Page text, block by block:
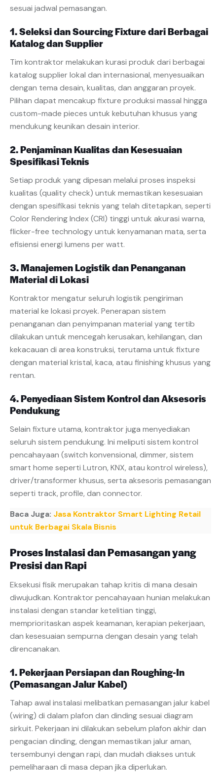
sesuai jadwal pemasangan.
1. Seleksi dan Sourcing Fixture dari Berbagai
Katalog dan Supplier
Tim kontraktor melakukan kurasi produk dari berbagai
katalog supplier lokal dan internasional, menyesuaikan
dengan tema desain, kualitas, dan anggaran proyek.
Pilihan dapat mencakup fixture produksi massal hingga
custom-made pieces untuk kebutuhan khusus yang
mendukung keunikan desain interior.
2. Penjaminan Kualitas dan Kesesuaian
Spesifikasi Teknis
Setiap produk yang dipesan melalui proses inspeksi
kualitas (quality check) untuk memastikan kesesuaian
dengan spesifikasi teknis yang telah ditetapkan, seperti
Color Rendering Index (CRI) tinggi untuk akurasi warna,
flicker-free technology untuk kenyamanan mata, serta
efisiensi energi lumens per watt.
3. Manajemen Logistik dan Penanganan
Material di Lokasi
Kontraktor mengatur seluruh logistik pengiriman
material ke lokasi proyek. Penerapan sistem
penanganan dan penyimpanan material yang tertib
dilakukan untuk mencegah kerusakan, kehilangan, dan
kekacauan di area konstruksi, terutama untuk fixture
dengan material kristal, kaca, atau finishing khusus yang
rentan.
4. Penyediaan Sistem Kontrol dan Aksesoris
Pendukung
Selain fixture utama, kontraktor juga menyediakan
seluruh sistem pendukung. Ini meliputi sistem kontrol
pencahayaan (switch konvensional, dimmer, sistem
smart home seperti Lutron, KNX, atau kontrol wireless),
driver/transformer khusus, serta aksesoris pemasangan
seperti track, profile, dan connector.
Baca Juga: Jasa Kontraktor Smart Lighting Retail
untuk Berbagai Skala Bisnis
Proses Instalasi dan Pemasangan yang
Presisi dan Rapi
Eksekusi fisik merupakan tahap kritis di mana desain
diwujudkan. Kontraktor pencahayaan hunian melakukan
instalasi dengan standar ketelitian tinggi,
memprioritaskan aspek keamanan, kerapian pekerjaan,
dan kesesuaian sempurna dengan desain yang telah
direncanakan.
1. Pekerjaan Persiapan dan Roughing-In
(Pemasangan Jalur Kabel)
Tahap awal instalasi melibatkan pemasangan jalur kabel
(wiring) di dalam plafon dan dinding sesuai diagram
sirkuit. Pekerjaan ini dilakukan sebelum plafon akhir dan
pengacian dinding, dengan memastikan jalur aman,
tersembunyi dengan rapi, dan mudah diakses untuk
pemeliharaan di masa depan jika diperlukan.